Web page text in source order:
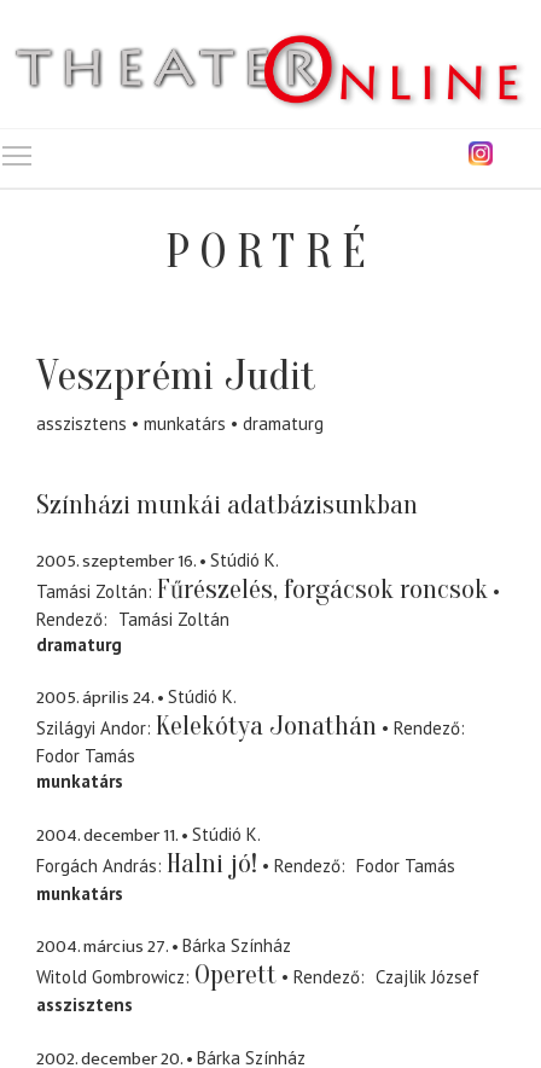
PORTRÉ
Veszprémi Judit
asszisztens munkatárs dramaturg
Színházi munkái adatbázisunkban
2005. szeptember 16.
Stúdió K.
Tamási Zoltán Fűrészelés, forgácsok roncsok
Rendező
Tamási Zoltán
dramaturg
2005. április 24.
Stúdió K.
Szilágyi Andor Kelekótya Jonathán
Rendező
Fodor Tamás
munkatárs
2004. december 11.
Stúdió K.
Forgách András Halni jó! Rendező
Fodor Tamás
munkatárs
2004. március 27.
Bárka Színház
Witold Gombrowicz Operett Rendező
Czajlik József
asszisztens
2002. december 20.
Bárka Színház